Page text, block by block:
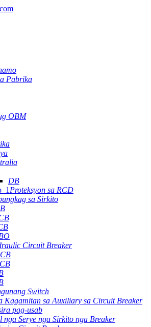
Pabrika
OBM
DB
Proteksyon sa RCD
sa Sirkito
Circuit Breaker
Switch
Kagamitan sa Auxiliary sa Circuit Breaker
pag-usab
nga Serye nga Sirkito nga Breaker